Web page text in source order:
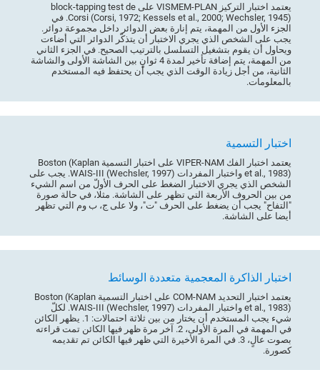
يعتمد اختبار التركيز VISMEM-PLAN على block-tapping test de
Corsi (Corsi, 1972; Kessels et al., 2000; Wechsler, 1945). في
الجزء الأول من المهمة، يتم إنارة بعض الدوائر داخل مجموعة دوائر.
يجب على الشخص الذي يجري الاختبار أن يتذكّر الدوائر التي أضاءت
ويحاول أن يقوم بتشغيل التسلسل بالترتيب الصحيح. في الجزء الثاني
من المهمة، يتم إضافة تأخير لمدة 4 ثوانٍ بين الشاشة الأولى والشاشة
الثانية، من أجل زيادة الوقت الذي يجب أن يحتفظ فيه المستخدم
بالمعلومات.
اختبار التسمية
يعتمد اختبار الفك VIPER-NAM على اختبار التسمية Boston (Kaplan
et al., 1983) واختبار المفردات WAIS-III (Wechsler, 1997). يجب على
الشخص الذي يجري الاختبار الضغط على الحرف الأولّ من اسم الشيء
من بين الحروف الأربعة التي تظهر على الشاشة. مثلا، في حالة صورة
"التفاح" يجب أن يضغط على الحرف "ت"، ولا على ج، ب وم التي تظهر
أيضا على الشاشة.
اختبار الذاكرة المعجمية متعددة الوسائط
يعتمد اختبار التحديد COM-NAM على اختبار التسمية Boston (Kaplan
et al., 1983) واختبار المفردات WAIS-III (Wechsler, 1997). لكلّ
شيء يجب المستخدم أن يختار من بين ثلاثة احتمالات: 1. يظهر الكائن
في المهمة في المرة الأولى، 2. آخر مرة ظهر فيها الكائن تمت قراءته
بصوت عالٍ، 3. في المرة الأخيرة التي ظهر فيها الكائن تم تقديمه
كصورة.